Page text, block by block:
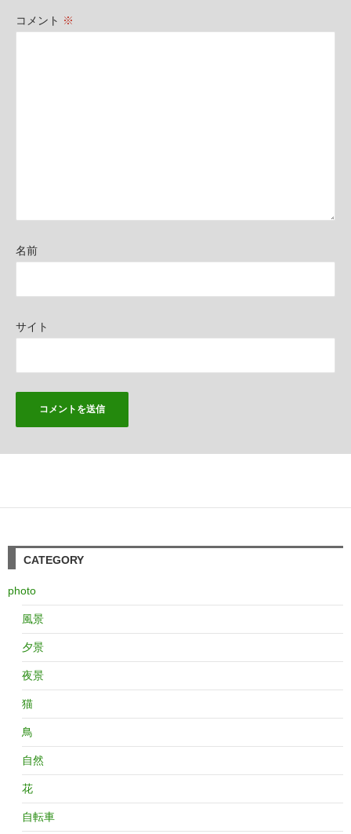
シ
ョ
コメント ※
名前
サイト
CATEGORY
photo
風景
夕景
夜景
猫
鳥
自然
花
自転車